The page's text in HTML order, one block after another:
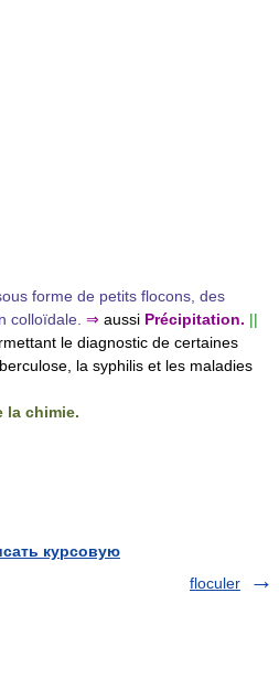
forme de petits flocons, des
colloïdale. ⇒ aussi Précipitation. ||
le diagnostic de certaines
la syphilis et les maladies
la chimie.
курсовую
floculer